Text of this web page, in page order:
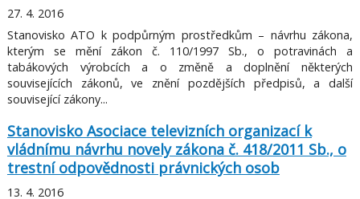
27. 4. 2016
Stanovisko ATO k podpůrným prostředkům – návrhu zákona,
kterým se mění zákon č. 110/1997 Sb., o potravinách a
tabákových výrobcích a o změně a doplnění některých
souvisejících zákonů, ve znění pozdějších předpisů, a další
související zákony...
Stanovisko Asociace televizních organizací k
vládnímu návrhu novely zákona č. 418/2011 Sb., o
trestní odpovědnosti právnických osob
13. 4. 2016